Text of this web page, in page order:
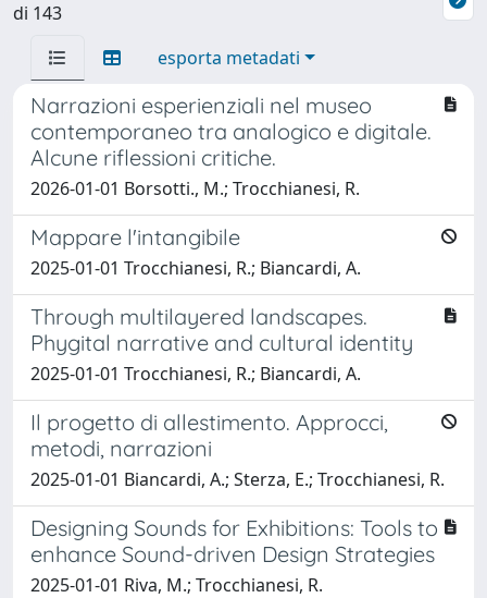
di 143
esporta metadati
Narrazioni esperienziali nel museo
contemporaneo tra analogico e digitale.
Alcune riflessioni critiche.
2026-01-01 Borsotti., M.; Trocchianesi, R.
Mappare l'intangibile
2025-01-01 Trocchianesi, R.; Biancardi, A.
Through multilayered landscapes.
Phygital narrative and cultural identity
2025-01-01 Trocchianesi, R.; Biancardi, A.
Il progetto di allestimento. Approcci,
metodi, narrazioni
2025-01-01 Biancardi, A.; Sterza, E.; Trocchianesi, R.
Designing Sounds for Exhibitions: Tools to
enhance Sound-driven Design Strategies
2025-01-01 Riva, M.; Trocchianesi, R.